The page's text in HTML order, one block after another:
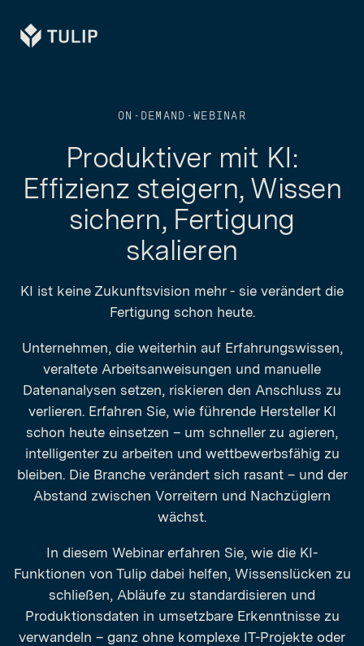
Tulip
ON-DEMAND-WEBINAR
Produktiver mit KI:
Effizienz steigern, Wissen
sichern, Fertigung
skalieren
KI ist keine Zukunftsvision mehr - sie verändert die
Fertigung schon heute.
Unternehmen, die weiterhin auf Erfahrungswissen,
veraltete Arbeitsanweisungen und manuelle
Datenanalysen setzen, riskieren den Anschluss zu
verlieren. Erfahren Sie, wie führende Hersteller KI
schon heute einsetzen – um schneller zu agieren,
intelligenter zu arbeiten und wettbewerbsfähig zu
bleiben. Die Branche verändert sich rasant – und der
Abstand zwischen Vorreitern und Nachzüglern
wächst.
In diesem Webinar erfahren Sie, wie die KI-
Funktionen von Tulip dabei helfen, Wissenslücken zu
schließen, Abläufe zu standardisieren und
Produktionsdaten in umsetzbare Erkenntnisse zu
verwandeln – ganz ohne komplexe IT-Projekte oder